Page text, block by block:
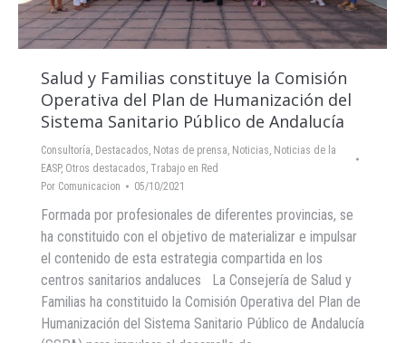
Salud y Familias constituye la Comisión
Operativa del Plan de Humanización del
Sistema Sanitario Público de Andalucía
Consultoría, Destacados, Notas de prensa, Noticias, Noticias de la
EASP, Otros destacados, Trabajo en Red
Por Comunicacion 05/10/2021
Formada por profesionales de diferentes provincias, se
ha constituido con el objetivo de materializar e impulsar
el contenido de esta estrategia compartida en los
centros sanitarios andaluces La Consejería de Salud y
Familias ha constituido la Comisión Operativa del Plan de
Humanización del Sistema Sanitario Público de Andalucía